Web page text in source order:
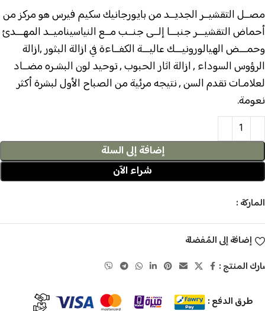
مصــل التقشيــر الجديــد من بايورجانيك سكيم فيرس هو مركز من
أحماض التقشيـــر جنبـــا إلــى جنــب مــع النياسيناميــد المهـــدئ
وحمـــض الهيالورونيـــك عاليـــة الكفــاءة في ازالة البثور ,ازالة
الرؤوس السوداء , ازالة اثار الحبوب , توحيد لون البشـرهمضــاد
لعلامـات تقدم السن , نتيجه مرئية من الصباح الأوللبشرة أكثر
نعومة.
إضافة إلى السلة
شراء الآن
الماركة :
إضافة إلى المُفضلة
المنتج :
طرق الدفع :